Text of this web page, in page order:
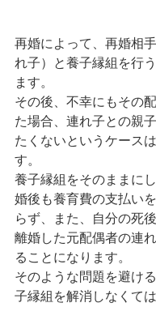
再婚によって、再婚相
れ子）と養子縁組を行
ます。
その後、不幸にもその
た場合、連れ子との親
たくないというケース
す。
養子縁組をそのままに
婚後も養育費の支払い
らず、また、自分の死
離婚した元配偶者の連
ることになります。
そのような問題を避け
子縁組を解消しなくて